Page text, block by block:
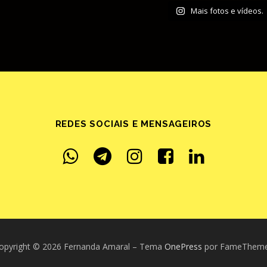
Mais fotos e vídeos.
REDES SOCIAIS E MENSAGEIROS
© 2026 Fernanda Amaral – Tema OnePress por